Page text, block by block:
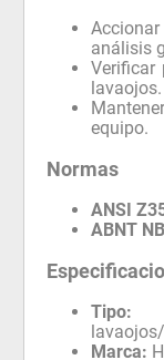
análisis
Verificar
lavaojos.
equipo.
Normas
ANSI
ABNT
Tipo:
Marca: